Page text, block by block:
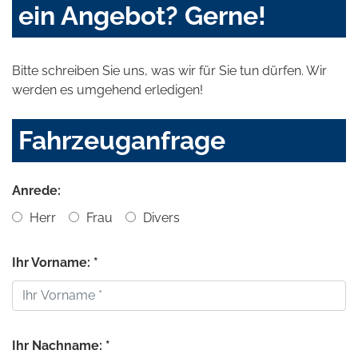
ein Angebot? Gerne!
Bitte schreiben Sie uns, was wir für Sie tun dürfen. Wir
werden es umgehend erledigen!
Fahrzeuganfrage
Anrede:
Herr
Frau Divers
Ihr Vorname: *
Ihr Nachname: *